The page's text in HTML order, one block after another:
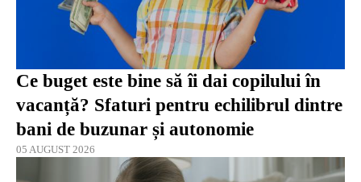
Ce buget este bine să îi dai copilului în
vacanță? Sfaturi pentru echilibrul dintre
bani de buzunar și autonomie
05 AUGUST 2026